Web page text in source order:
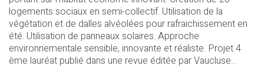
logements sociaux en semi-collectif. Utilisation de la
végétation et de dalles alvéolées pour rafraichissement en
été. Utilisation de panneaux solaires. Approche
environnementale sensible, innovante et réaliste. Projet 4
ème lauréat publié dans une revue éditée par Vaucluse…